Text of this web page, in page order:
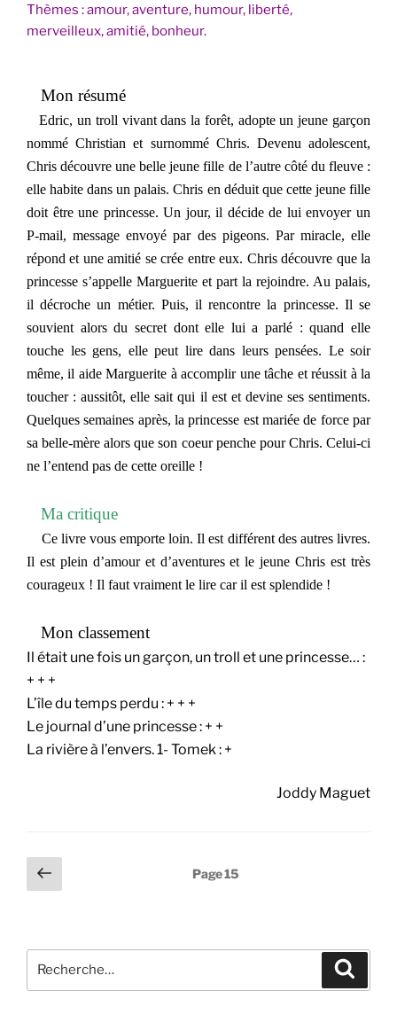
Thèmes : amour, aventure, humour, liberté,
merveilleux, amitié, bonheur.
Mon résumé
Edric, un troll vivant dans la forêt, adopte un jeune garçon
nommé Christian et surnommé Chris. Devenu adolescent,
Chris découvre une belle jeune fille de l’autre côté du fleuve :
elle habite dans un palais. Chris en déduit que cette jeune fille
doit être une princesse. Un jour, il décide de lui envoyer un
P-mail, message envoyé par des pigeons. Par miracle, elle
répond et une amitié se crée entre eux. Chris découvre que la
princesse s’appelle Marguerite et part la rejoindre. Au palais,
il décroche un métier. Puis, il rencontre la princesse. Il se
souvient alors du secret dont elle lui a parlé : quand elle
touche les gens, elle peut lire dans leurs pensées. Le soir
même, il aide Marguerite à accomplir une tâche et réussit à la
toucher : aussitôt, elle sait qui il est et devine ses sentiments.
Quelques semaines après, la princesse est mariée de force par
sa belle-mère alors que son coeur penche pour Chris. Celui-ci
ne l’entend pas de cette oreille !
Ma critique
Ce livre vous emporte loin. Il est différent des autres livres.
Il est plein d’amour et d’aventures et le jeune Chris est très
courageux ! Il faut vraiment le lire car il est splendide !
Mon classement
Il était une fois un garçon, un troll et une princesse… :
+ + +
L’île du temps perdu : + + +
Le journal d’une princesse : + +
La rivière à l’envers. 1- Tomek : +
Joddy Maguet
Pagination
des
Page
précédente
Page15
pour